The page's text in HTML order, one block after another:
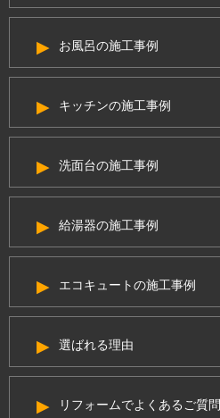
お風呂の施工事例
キッチンの施工事例
洗面台の施工事例
給湯器の施工事例
エコキュートの施工事例
選ばれる理由
リフォームでよくあるご質問